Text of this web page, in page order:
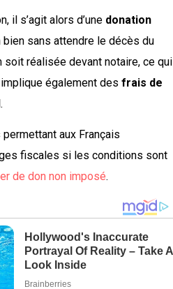
il s’agit alors d’une donation
bien sans attendre le décès du
réalisée devant notaire, ce qui
également des frais de
aux Français
fiscales si les conditions sont
de don non imposé.